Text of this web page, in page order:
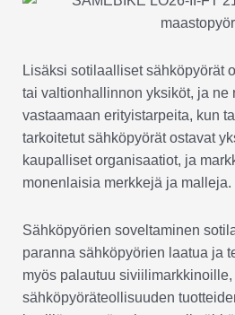
Lisäksi sotilaalliset sähköpyörät
tai valtionhallinnon yksiköt, ja ne
vastaamaan erityistarpeita, kun
tarkoitetut sähköpyörät ostavat
kaupalliset organisaatiot, ja
monenlaisia merkkejä ja malleja.
Sähköpyörien soveltaminen
paranna sähköpyörien laatua ja
myös palautuu
sähköpyöräteollisuuden